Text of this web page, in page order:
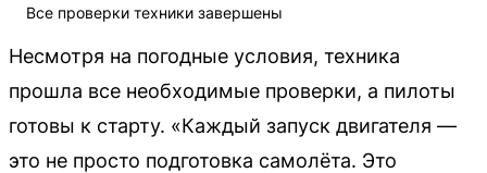
Все проверки техники завершены
Несмотря на погодные условия, техника
прошла все необходимые проверки, а пилоты
готовы к старту. «Каждый запуск двигателя —
это не просто подготовка самолёта. Это